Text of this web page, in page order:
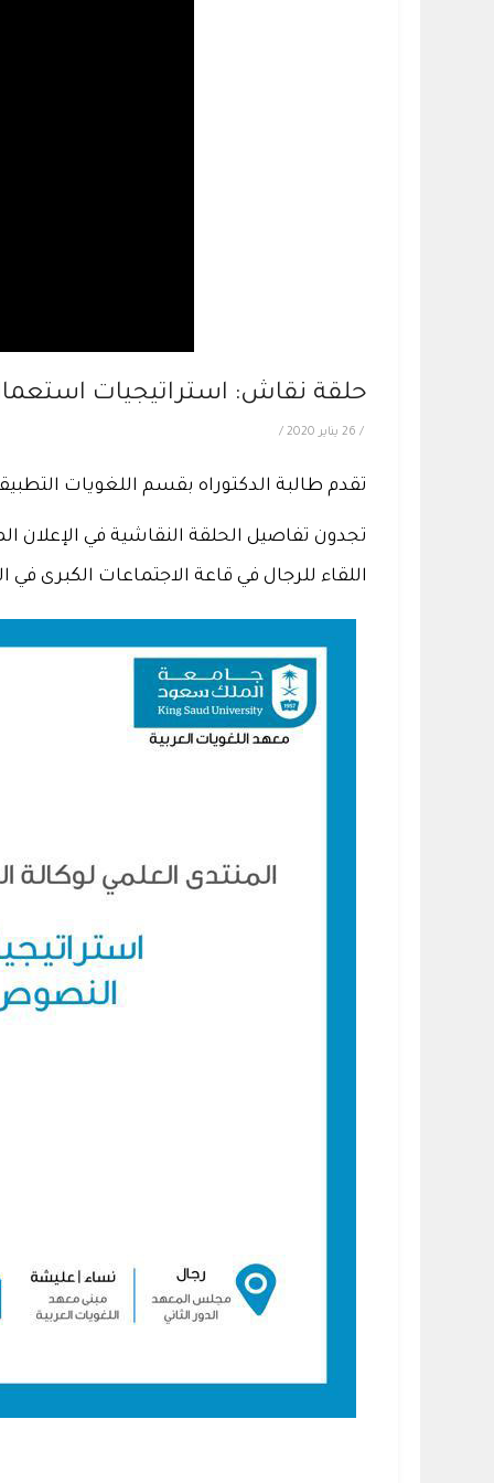
حلقة نقاش: استراتيجيات استعمال
/ 26 يناير 2020 /
تقدم طالبة الدكتوراه بقسم اللغويات
تجدون تفاصيل الحلقة النقاشية في الإعلان
اللقاء للرجال في قاعة الاجتماعات الكبرى في